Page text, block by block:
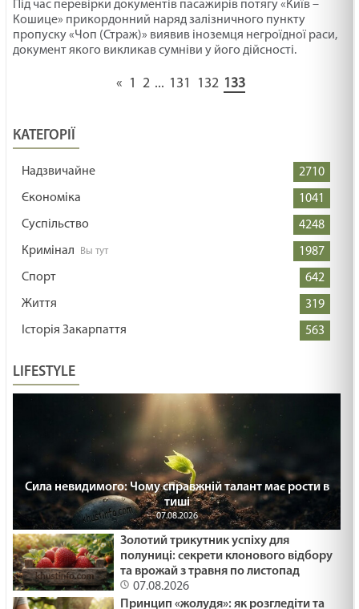
Під час перевірки документів пасажирів потягу «Київ –
Кошице» прикордонний наряд залізничного пункту
пропуску «Чоп (Страж)» виявив іноземця негроїдної раси,
документ якого викликав сумніви у його дійсності.
« 1 2 ... 131 132 133
КАТЕГОРІЇ
Надзвичайне
2710
Єкономіка
1041
Суспільство
4248
Кримінал
1987
Спорт
642
Життя
319
Історія Закарпаття
563
LIFESTYLE
Сила невидимого: Чому справжній талант має рости в
тиші
07.08.2026
Золотий трикутник успіху для
полуниці: секрети клонового відбору
та врожай з травня по листопад
07.08.2026
Принцип «жолудя»: як розгледіти та